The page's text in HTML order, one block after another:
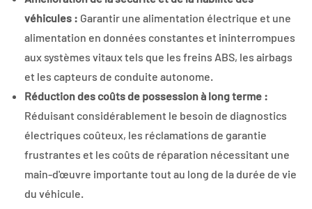
véhicules : Garantir une alimentation électrique et une
alimentation en données constantes et ininterrompues
aux systèmes vitaux tels que les freins ABS, les airbags
et les capteurs de conduite autonome.
Réduction des coûts de possession à long terme :
Réduisant considérablement le besoin de diagnostics
électriques coûteux, les réclamations de garantie
frustrantes et les coûts de réparation nécessitant une
main-d'œuvre importante tout au long de la durée de vie
du véhicule.